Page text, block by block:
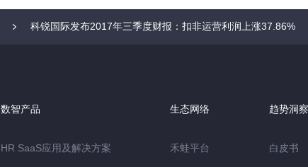
科锐国际发布2017年三季度财报：扣非运营利润上涨37.86%
数智产品
HR SaaS应用及解决方案
生态网络
禾蛙平台
趋势洞察
白皮书